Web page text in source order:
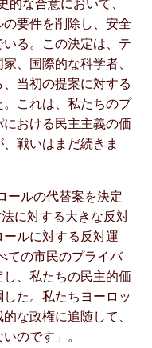
要件を削除し、安全
る。この決定は、テ
、国際的な科学者、
当初の提案に対する
これは、私たちのプ
おける民主主義の価
戦いはまだ続きま
ールの代替案を決定
に対する大きな反対
ルに対する反対運
ての市民のプライバ
、私たちの民主的価
た。私たちヨーロッ
な政権に追随して、
のです」。